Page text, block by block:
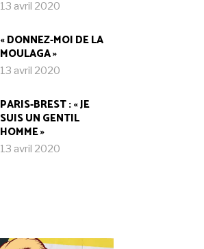
13 avril 2020
« DONNEZ-MOI DE LA
MOULAGA »
13 avril 2020
PARIS-BREST : « JE
SUIS UN GENTIL
HOMME »
13 avril 2020